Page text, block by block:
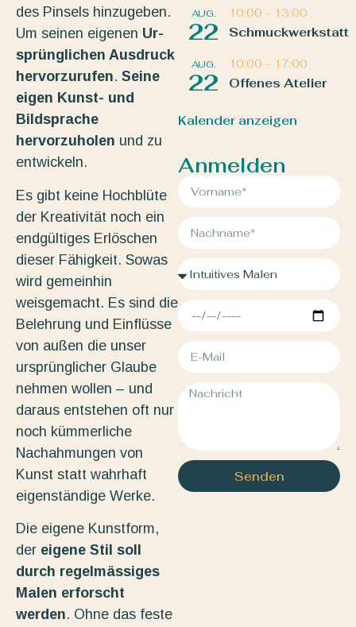
des Pinsels hinzugeben.
Um seinen eigenen Ur-
sprünglichen Ausdruck
hervorzurufen. Seine
eigen Kunst- und
Bildsprache
hervorzuholen und zu
entwickeln.
Es gibt keine Hochblüte
der Kreativität noch ein
endgültiges Erlöschen
dieser Fähigkeit. Sowas
wird gemeinhin
weisgemacht. Es sind die
Belehrung und Einflüsse
von außen die unser
ursprünglicher Glaube
nehmen wollen – und
daraus entstehen oft nur
noch kümmerliche
Nachahmungen von
Kunst statt wahrhaft
eigenständige Werke.
Die eigene Kunstform,
der eigene Stil soll
durch regelmässiges
Malen erforscht
werden. Ohne das feste
AUG.
22
10:00 – 13:00
Schmuckwerkstatt
AUG.
22
10:00 – 17:00
Offenes Atelier
Kalender anzeigen
Anmelden
Senden